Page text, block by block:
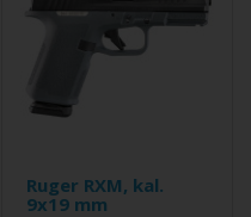
Ruger RXM, kal.
9x19 mm